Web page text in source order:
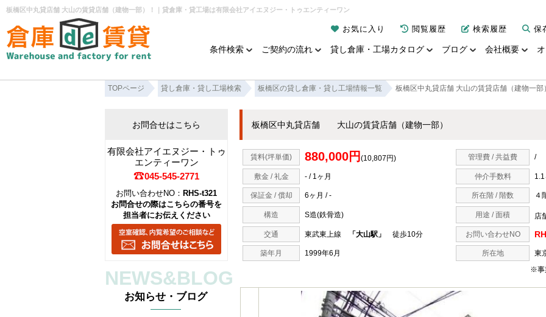
板橋区中丸貸店舗 大山の賃貸店舗（建物一部）！｜貸倉庫・貸工場は有限会社アイエヌジー・トゥエンティーワン
お気に入り 閲覧履歴 検索履歴 保
条件検索 ご契約の流れ 貸し倉庫・工場カタログ ブログ 会社概要
TOPページ 貸し倉庫・貸し工場検索 板橋区の貸し倉庫・貸し工場情報一覧 板橋区中丸貸店舗 大山の賃貸店舗（建物一部
板橋区中丸貸店舗 大山の賃貸店舗（建物一部）
賃料(坪単価) 880,000円 (10,807円) 管理費 / 共益費 /
敷金 / 礼金 - / 1ヶ月 仲介手数料
保証金 / 償却 6ヶ月 / - 所在階 / 階数 ４
構造 S造(鉄骨造) 用途 / 面積 店
交通 東武東上線 「大山駅」 徒歩10分 お問い合わせNO
築年月 1999年6月 所在地
東
※事
お問合せはこちら
有限会社アイエヌジー・トゥ
エンティーワン
045-545-2771
お問い合わせNO： RHS-t321
お問合せの際はこちらの番号を
担当者にお伝えください
NEWS&BLOG
お知らせ・ブログ